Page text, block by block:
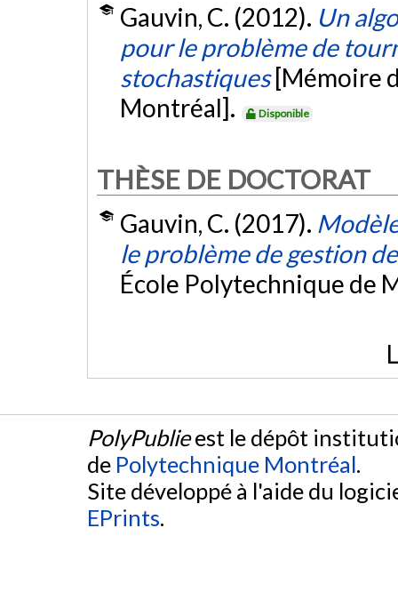
Gauvin, C. (2012). Un
pour le problème de
stochastiques [Mémoire
Montréal].
Disponible
THÈSE DE DOCTORAT
Gauvin, C. (2017).
le problème de gestion
École Polytechnique de
PolyPublieest le dépôt
de Polytechnique Montréal.
Site développé à l'aide du
EPrints.